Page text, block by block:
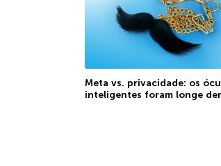
Meta vs. privacidade: os
inteligentes foram longe